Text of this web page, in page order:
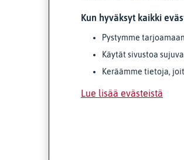
Kun hyväksyt kaikki
Pystymme
Käytät sivustoa
Keräämme tietoja,
Lue lisää evästeistä